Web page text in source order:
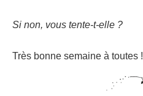
Si non, vous tente-t-elle ?
Très bonne semaine à toutes !